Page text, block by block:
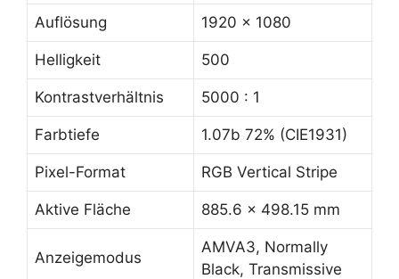
Auflösung 1920 x 1080
Helligkeit 500
Kontrastverhältnis 5000 : 1
Farbtiefe 1.07b 72% (CIE1931)
Pixel-Format RGB Vertical Stripe
Aktive Fläche 885.6 x 498.15 mm
Anzeigemodus
AMVA3, Normally
Black, Transmissive